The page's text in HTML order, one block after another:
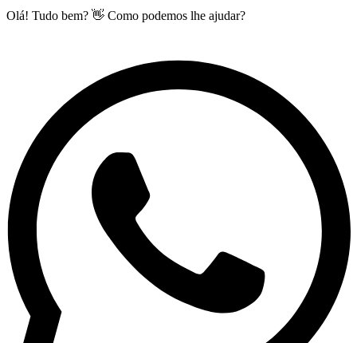
Olá! Tudo bem? 👋 Como podemos lhe ajudar?